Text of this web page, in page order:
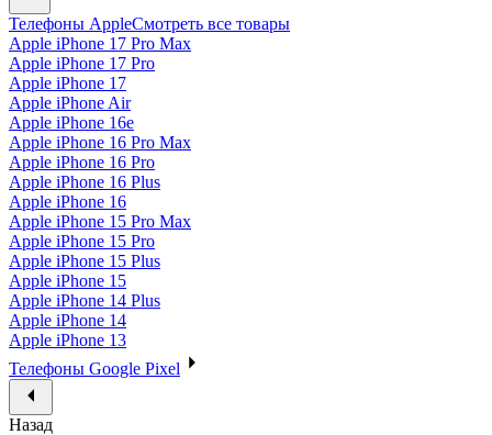
Телефоны AppleСмотреть все товары
Apple iPhone 17 Pro Max
Apple iPhone 17 Pro
Apple iPhone 17
Apple iPhone Air
Apple iPhone 16e
Apple iPhone 16 Pro Max
Apple iPhone 16 Pro
Apple iPhone 16 Plus
Apple iPhone 16
Apple iPhone 15 Pro Max
Apple iPhone 15 Pro
Apple iPhone 15 Plus
Apple iPhone 15
Apple iPhone 14 Plus
Apple iPhone 14
Apple iPhone 13
Телефоны Google Pixel
Назад